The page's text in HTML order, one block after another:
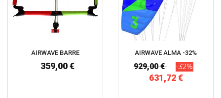
AIRWAVE BARRE
359,00 €
AIRWAVE ALMA -32%
929,00 € -32%
631,72 €